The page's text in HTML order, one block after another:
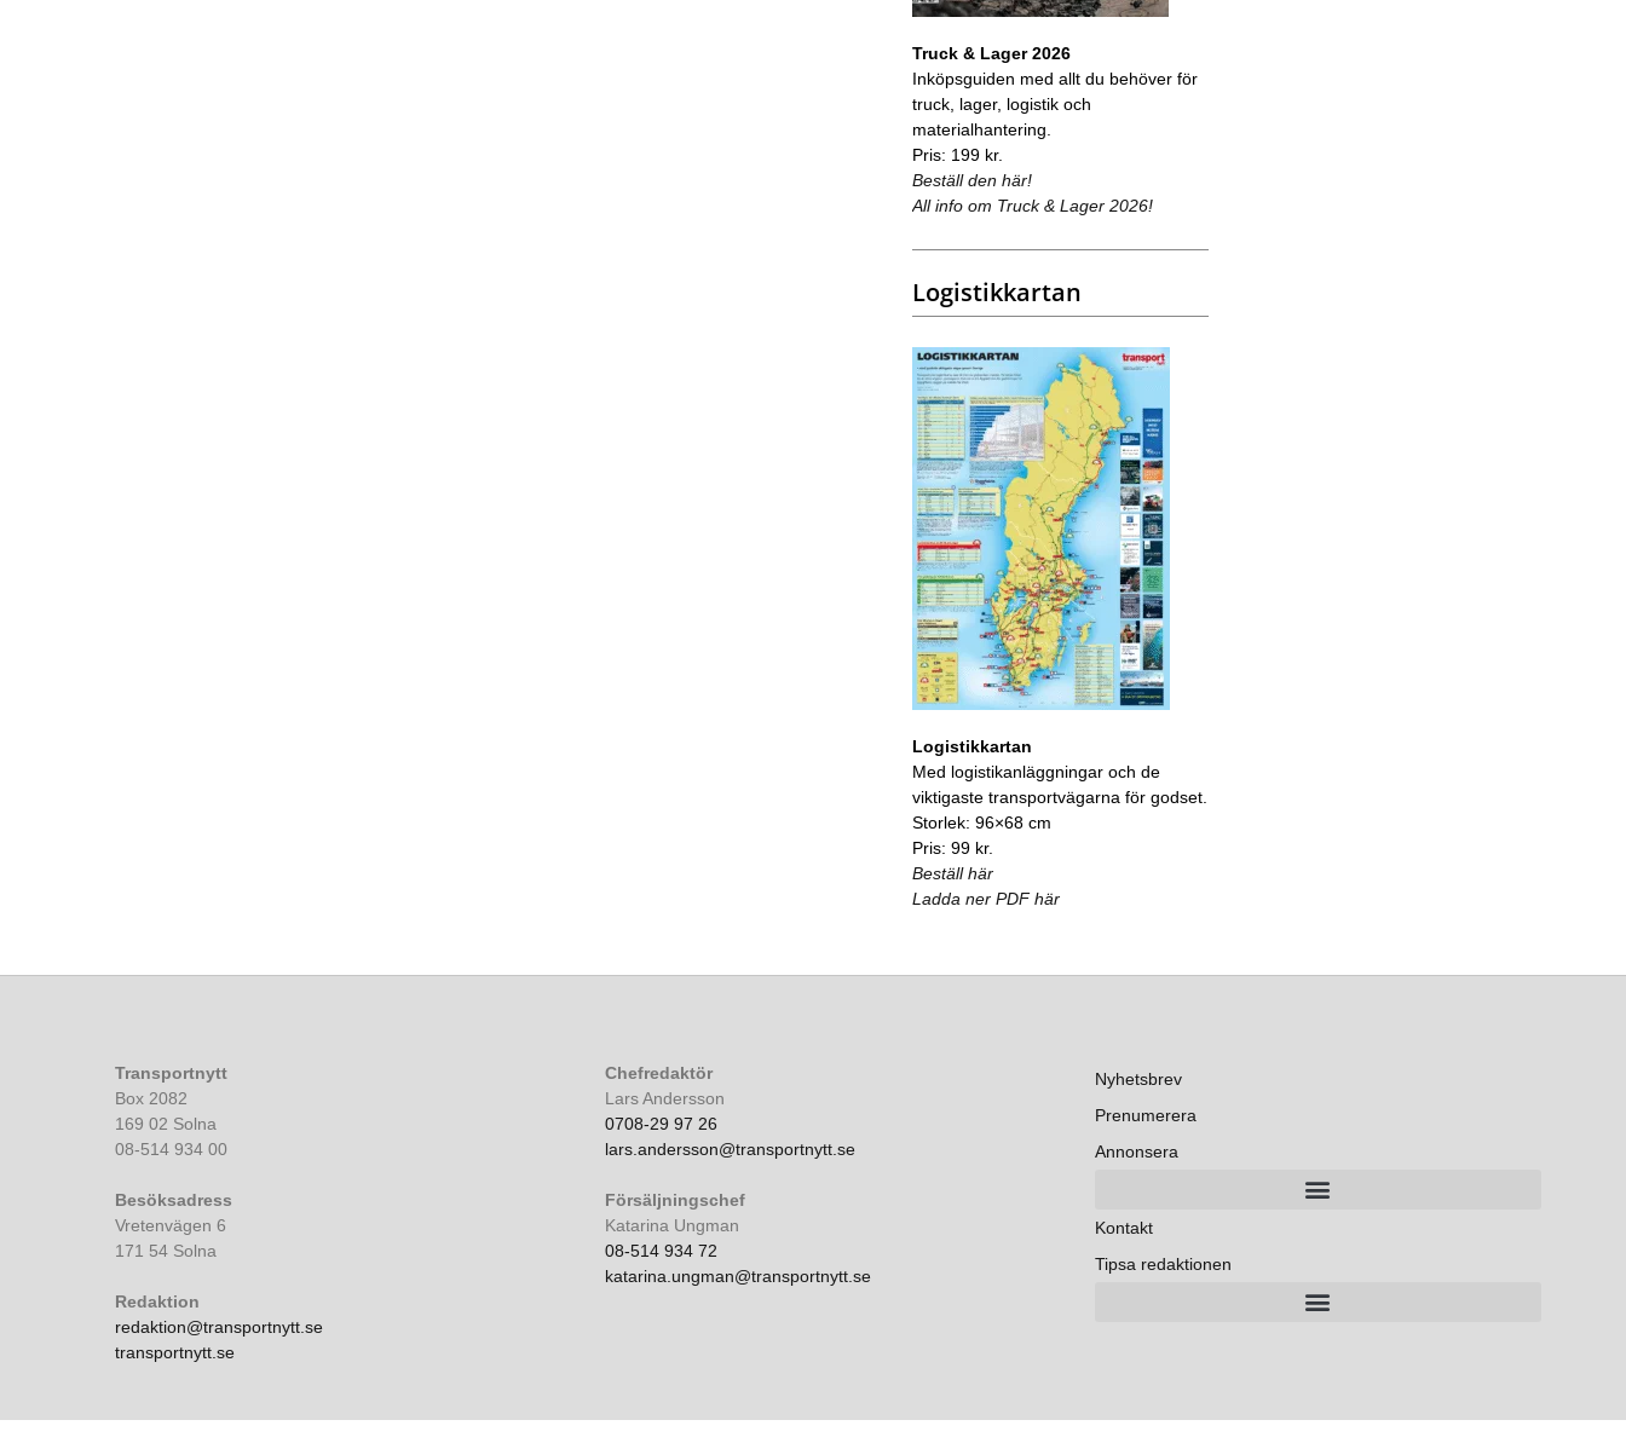
Truck & Lager 2026
Inköpsguiden med allt du behöver för
truck, lager, logistik och
materialhantering.
Pris: 199 kr.
Beställ den här!
All info om Truck & Lager 2026!
Logistikkartan
Logistikkartan
Med logistikanläggningar och de
viktigaste transportvägarna för godset.
Storlek: 96×68 cm
Pris: 99 kr.
Beställ här
Ladda ner PDF här
Transportnytt
Box 2082
169 02 Solna
08-514 934 00
Besöksadress
Vretenvägen 6
171 54 Solna
Redaktion
redaktion@transportnytt.se
transportnytt.se
Chefredaktör
Lars Andersson
0708-29 97 26
lars.andersson@transportnytt.se
Försäljningschef
Katarina Ungman
08-514 934 72
katarina.ungman@transportnytt.se
Nyhetsbrev
Prenumerera
Annonsera
Kontakt
Tipsa redaktionen